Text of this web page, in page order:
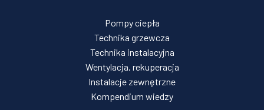
Pompy ciepła
Technika grzewcza
Technika instalacyjna
Wentylacja, rekuperacja
Instalacje zewnętrzne
Kompendium wiedzy